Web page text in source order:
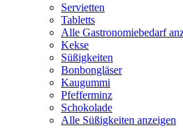
Servietten
Tabletts
Alle Gastronomiebedarf
Kekse
Süßigkeiten
Bonbongläser
Kaugummi
Pfefferminz
Schokolade
Alle Süßigkeiten anzeigen